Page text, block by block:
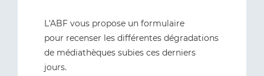
L'ABF vous propose un formulaire
pour recenser les différentes dégradations
de médiathèques subies ces derniers
jours.